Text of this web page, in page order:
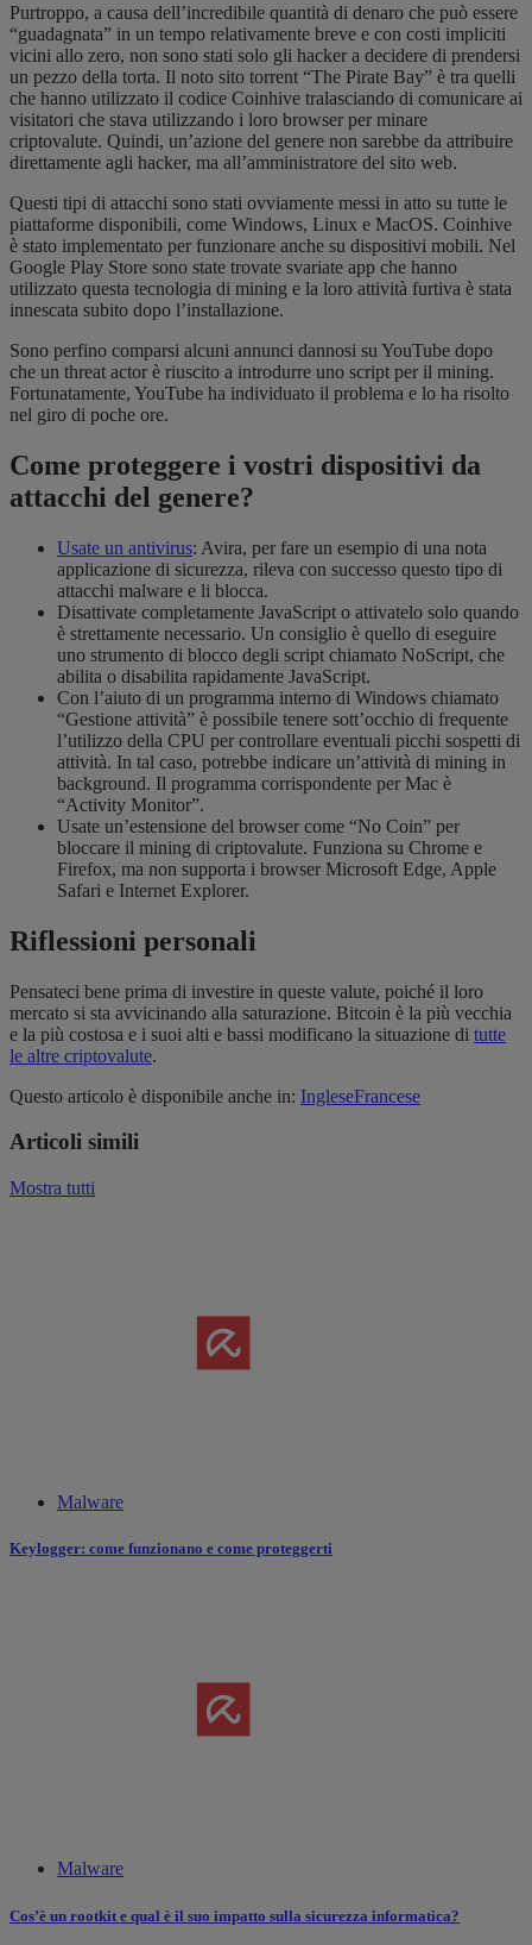
Purtroppo, a causa dell’incredibile quantità di denaro che può essere
“guadagnata” in un tempo relativamente breve e con costi impliciti
vicini allo zero, non sono stati solo gli hacker a decidere di prendersi
un pezzo della torta. Il noto sito torrent “The Pirate Bay” è tra quelli
che hanno utilizzato il codice Coinhive tralasciando di comunicare ai
visitatori che stava utilizzando i loro browser per minare
criptovalute. Quindi, un’azione del genere non sarebbe da attribuire
direttamente agli hacker, ma all’amministratore del sito web.
Questi tipi di attacchi sono stati ovviamente messi in atto su tutte le
piattaforme disponibili, come Windows, Linux e MacOS. Coinhive
è stato implementato per funzionare anche su dispositivi mobili. Nel
Google Play Store sono state trovate svariate app che hanno
utilizzato questa tecnologia di mining e la loro attività furtiva è stata
innescata subito dopo l’installazione.
Sono perfino comparsi alcuni annunci dannosi su YouTube dopo
che un threat actor è riuscito a introdurre uno script per il mining.
Fortunatamente, YouTube ha individuato il problema e lo ha risolto
nel giro di poche ore.
Come proteggere i vostri dispositivi da
attacchi del genere?
Usate un antivirus: Avira, per fare un esempio di una nota
applicazione di sicurezza, rileva con successo questo tipo di
attacchi malware e li blocca.
Disattivate completamente JavaScript o attivatelo solo quando
è strettamente necessario. Un consiglio è quello di eseguire
uno strumento di blocco degli script chiamato NoScript, che
abilita o disabilita rapidamente JavaScript.
Con l’aiuto di un programma interno di Windows chiamato
“Gestione attività” è possibile tenere sott’occhio di frequente
l’utilizzo della CPU per controllare eventuali picchi sospetti di
attività. In tal caso, potrebbe indicare un’attività di mining in
background. Il programma corrispondente per Mac è
“Activity Monitor”.
Usate un’estensione del browser come “No Coin” per
bloccare il mining di criptovalute. Funziona su Chrome e
Firefox, ma non supporta i browser Microsoft Edge, Apple
Safari e Internet Explorer.
Riflessioni personali
Pensateci bene prima di investire in queste valute, poiché il loro
mercato si sta avvicinando alla saturazione. Bitcoin è la più vecchia
e la più costosa e i suoi alti e bassi modificano la situazione di tutte
le altre criptovalute.
Questo articolo è disponibile anche in: IngleseFrancese
Articoli simili
Mostra tutti
Malware
Keylogger: come funzionano e come proteggerti
Malware
Cos’è un rootkit e qual è il suo impatto sulla sicurezza informatica?